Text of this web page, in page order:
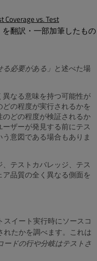
Coverage vs. Test
を翻訳・一部加筆したもの
必要がある」 と述べた場
なる意味を持つ可能性が
の程度が実行されるかを
どの程度が検証されるか
ザーが発見する前にテス
意図である場合もありま
テストカバレッジ、テス
品質の全く異なる側面を
スイート実行時にソースコ
たかを調べます。これは
ードの行や分岐はテストさ